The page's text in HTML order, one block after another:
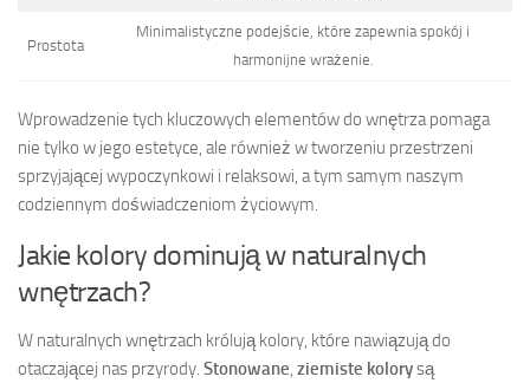
Prostota
Minimalistyczne podejście, które zapewnia spokój i
harmonijne wrażenie.
Wprowadzenie tych kluczowych elementów do wnętrza pomaga
nie tylko w jego estetyce, ale również w tworzeniu przestrzeni
sprzyjającej wypoczynkowi i relaksowi, a tym samym naszym
codziennym doświadczeniom życiowym.
Jakie kolory dominują w naturalnych
wnętrzach?
W naturalnych wnętrzach królują kolory, które nawiązują do
otaczającej nas przyrody. Stonowane, ziemiste kolorysą